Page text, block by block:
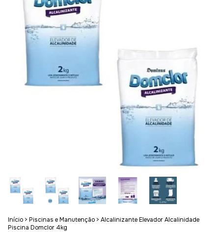
Início > Piscinas e Manutenção > Alcalinizante Elevador Alcalinidade
Piscina Domclor 4kg